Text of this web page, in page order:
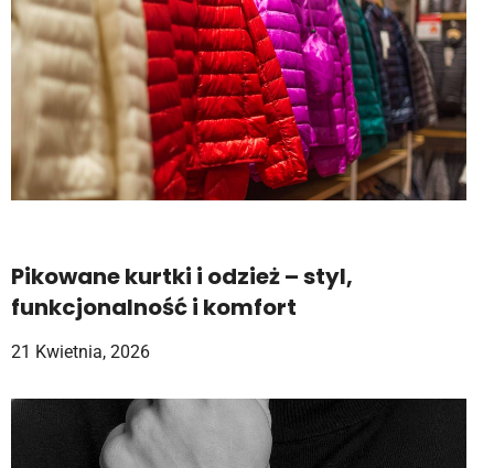
Pikowane kurtki i odzież – styl,
funkcjonalność i komfort
21 Kwietnia, 2026